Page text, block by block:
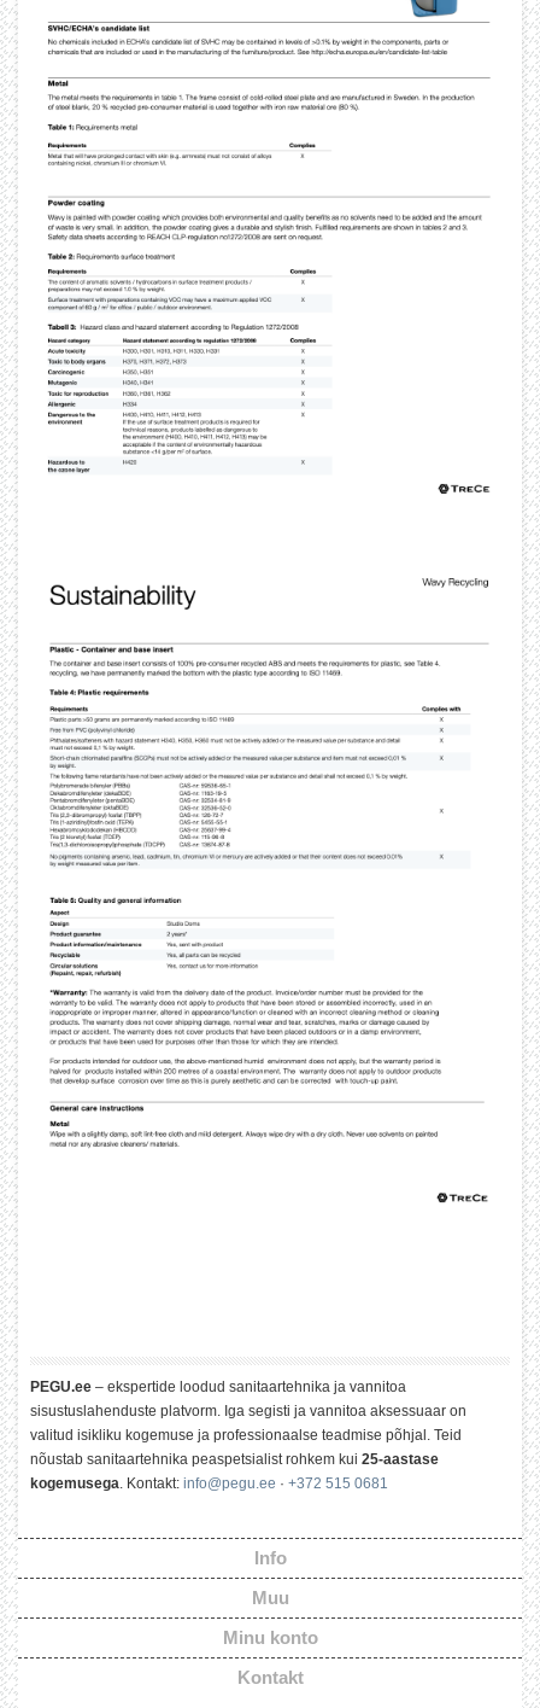
PEGU.ee – ekspertide loodud sanitaartehnika ja vannitoa
sisustuslahenduste platvorm. Iga segisti ja vannitoa aksessuaar on
valitud isikliku kogemuse ja professionaalse teadmise põhjal. Teid
nõustab sanitaartehnika peaspetsialist rohkem kui 25-aastase
kogemusega . Kontakt: info@pegu.ee · +372 515 0681
Info
Muu
Minu konto
Kontakt